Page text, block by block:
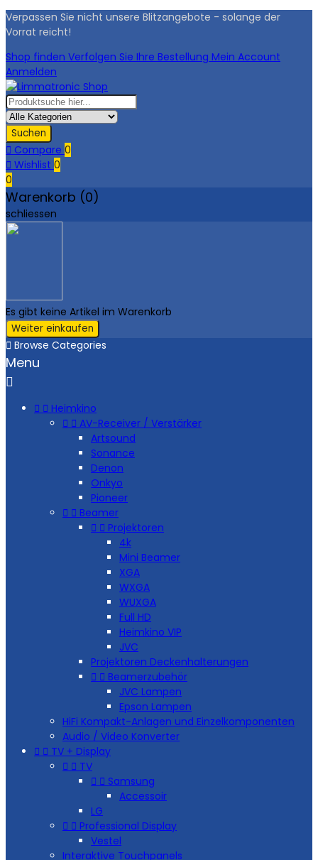
Verpassen Sie nicht unsere Blitzangebote - solange der
Vorrat reicht!
Shop finden Verfolgen Sie Ihre Bestellung Mein Account
Anmelden
Suchen
 Compare 0
 Wishlist 0
0
Warenkorb (0)
schliessen
Es gibt keine Artikel im Warenkorb
Weiter einkaufen
 Browse Categories
Menu

  Heimkino
  AV-Receiver / Verstärker
Artsound
Sonance
Denon
Onkyo
Pioneer
  Beamer
  Projektoren
4k
Mini Beamer
XGA
WXGA
WUXGA
Full HD
Heimkino VIP
JVC
Projektoren Deckenhalterungen
  Beamerzubehör
JVC Lampen
Epson Lampen
HiFi Kompakt-Anlagen und Einzelkomponenten
Audio / Video Konverter
  TV + Display
  TV
  Samsung
Accessoir
LG
  Professional Display
Vestel
Interaktive Touchpanels